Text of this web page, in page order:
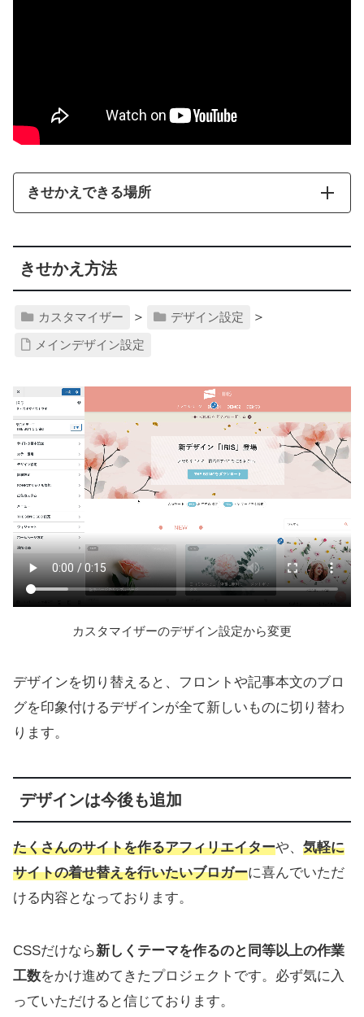
きせかえできる場所
きせかえ方法
カスタマイザー ＞ デザイン設定 ＞
メインデザイン設定
カスタマイザーのデザイン設定から変更
デザインを切り替えると、フロントや記事本文のブロ
グを印象付けるデザインが全て新しいものに切り替わ
ります。
デザインは今後も追加
たくさんのサイトを作るアフィリエイターや、 気軽に
サイトの着せ替えを行いたいブロガーに喜んでいただ
ける内容となっております。
CSSだけなら新しくテーマを作るのと同等以上の作業
工数をかけ進めてきたプロジェクトです。必ず気に入
っていただけると信じております。